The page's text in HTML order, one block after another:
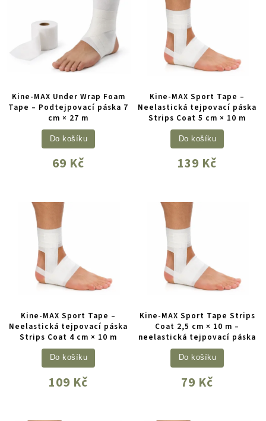
Kine-MAX Under Wrap Foam
Tape – Podtejpovací páska 7
cm × 27 m
69 Kč
Do košíku
Kine-MAX Sport Tape –
Neelastická tejpovací páska
Strips Coat 5 cm × 10 m
139 Kč
Do košíku
Kine-MAX Sport Tape –
Neelastická tejpovací páska
Strips Coat 4 cm × 10 m
109 Kč
Do košíku
Kine-MAX Sport Tape Strips
Coat 2,5 cm × 10 m –
neelastická tejpovací páska
79 Kč
Do košíku